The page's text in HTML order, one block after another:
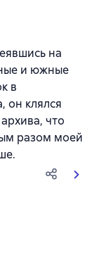
оценок
на
и южные
в
он клялся
что
разом моей